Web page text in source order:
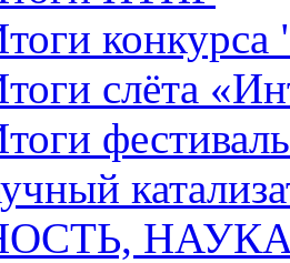
слёта